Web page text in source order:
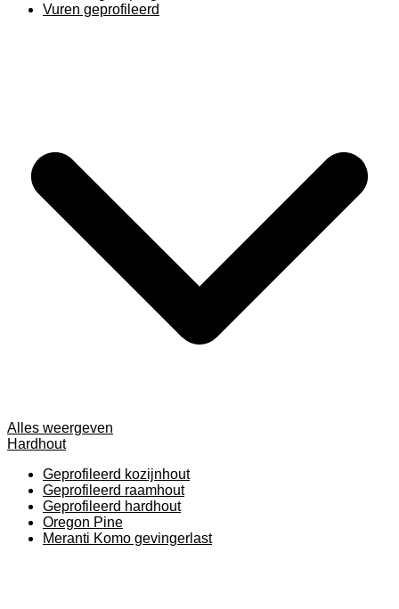
Vuren geprofileerd
Alles weergeven
Hardhout
Geprofileerd kozijnhout
Geprofileerd raamhout
Geprofileerd hardhout
Oregon Pine
Meranti Komo gevingerlast